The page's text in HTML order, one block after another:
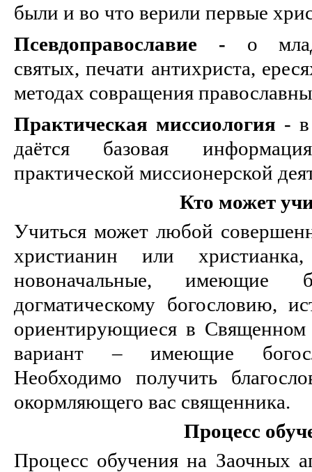
были и во что верили первые
Псевдоправославие - о
святых, печати антихриста,
методах совращения
Практическая миссиология -
даётся базовая
практической миссионерской
Кто может
Учиться может любой
христианин или
новоначальные, имеющие
догматическому богословию,
ориентирующиеся в
вариант – имеющие
Необходимо получить
окормляющего вас священника.
Процесс
Процесс обучения на Заочных